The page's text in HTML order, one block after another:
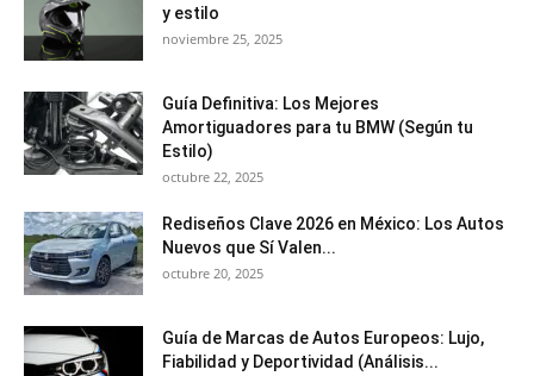
y estilo
noviembre 25, 2025
Guía Definitiva: Los Mejores
Amortiguadores para tu BMW (Según tu
Estilo)
octubre 22, 2025
Rediseños Clave 2026 en México: Los Autos
Nuevos que Sí Valen...
octubre 20, 2025
Guía de Marcas de Autos Europeos: Lujo,
Fiabilidad y Deportividad (Análisis...